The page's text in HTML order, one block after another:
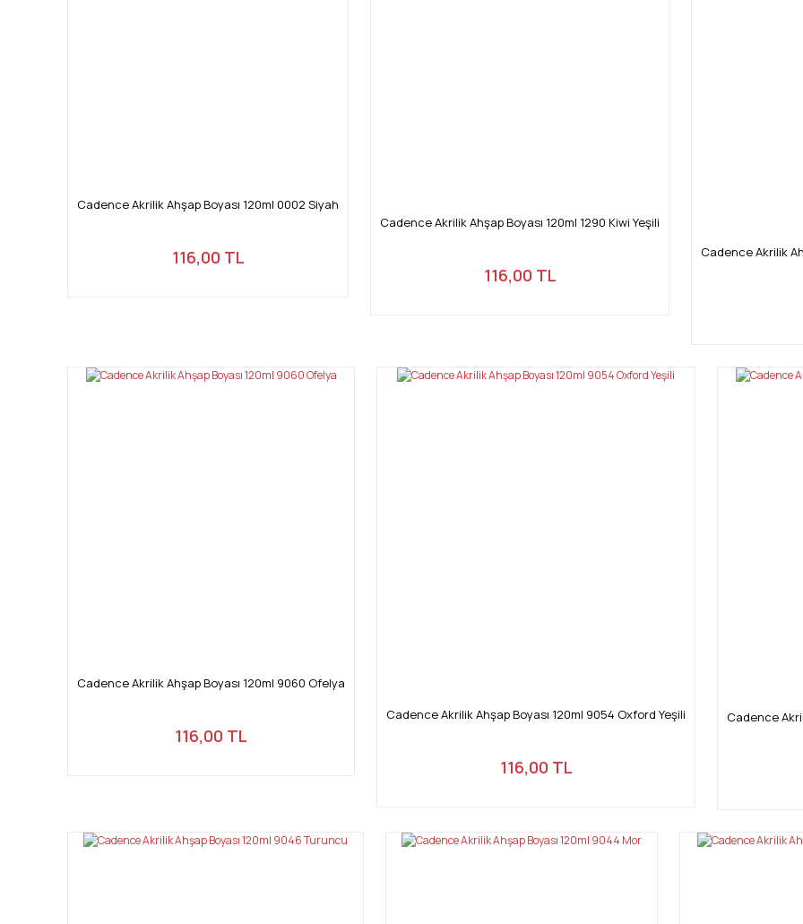
Cadence Akrilik Ahşap Boyası 120ml 0002 Siyah
116,00 TL
Cadence Akrilik Ahşap Boyası 120ml 1290 Kiwi Yeşili
116,00 TL
Cadence Akrilik
Cadence Akrilik Ahşap Boyası 120ml 9060 Ofelya
116,00 TL
Cadence Akrilik Ahşap Boyası 120ml 9054 Oxford Yeşili
116,00 TL
Cadence